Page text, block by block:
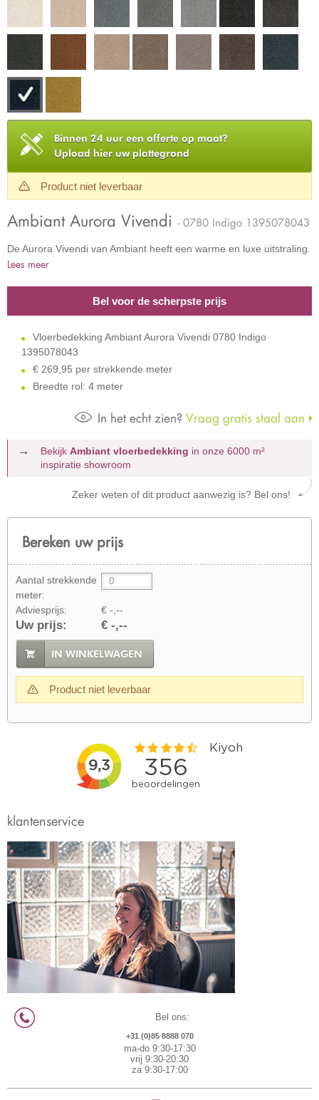
Binnen 24 uur een offerte op maat?
Upload hier uw plattegrond
Product niet leverbaar
Ambiant Aurora Vivendi - 0780 Indigo 1395078043
De Aurora Vivendi van Ambiant heeft een warme en luxe uitstraling.
Lees meer
Bel voor de scherpste prijs
Vloerbedekking Ambiant Aurora Vivendi 0780 Indigo
1395078043
€ 269,95 per strekkende meter
Breedte rol: 4 meter
In het echt zien? Vraag gratis staal aan
Bekijk Ambiant vloerbedekking in onze 6000 m²
inspiratie showroom
Zeker weten of dit product aanwezig is? Bel ons!
Bereken uw prijs
Aantal strekkende
meter:
Adviesprijs:
€ -,--
Uw prijs: € -,--
IN WINKELWAGEN
Product niet leverbaar
klantenservice
Bel ons:
+31 (0)85 8888 070
ma-do 9:30-17:30
vrij 9:30-20:30
za 9:30-17:00